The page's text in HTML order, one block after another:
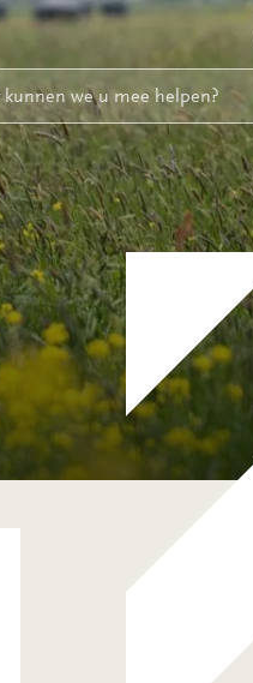
we u mee helpen?